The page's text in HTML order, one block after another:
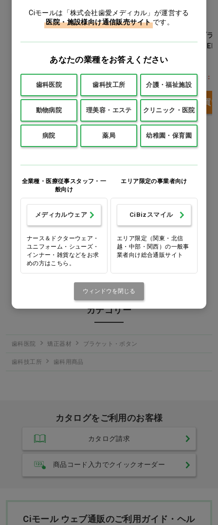
タイプ .022 上下5-5
1キット(20個)
価格：ログイン後表示
バリエーションを
VENUS-A用
価格：ログイン後表示
買い物カゴ
専用ブ
ナー
価格：
買
この商品のレビュー
レビューはまだありません
この商品のレビューを書く
カテゴリー
歯科医院 矯正器材 ブラケット・ボタン
歯科技工所 歯科用商品
カタログをご利用のお客様
カタログ請求
商品コード入力でクイックオーダー
Ciモール ウェブ通販のご利用ガイド・ヘル
Ciモールは「株式会社歯愛メディカル」が運営する
医院・施設様向け通信販売サイト です。
あなたの業種をお答えください
歯科医院 歯科技工所 介護・福祉施設
動物病院 理美容・エステ クリニック・医院
病院 薬局 幼稚園・保育園
全業種・医療従事スタッフ・一
般向け
メディカルウェア
ナース＆ドクターウェア・
ユニフォーム・シューズ・
インナー・雑貨などをお求
めの方はこちら。
エリア限定の事業者向け
CiBizスマイル
エリア限定（関東・北信
越・中部・関西）の一般事
業者向け総合通販サイト
ウィンドウを閉じる